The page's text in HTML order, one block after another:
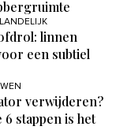
linnen
een subtiel
verwijderen?
6 stappen is het